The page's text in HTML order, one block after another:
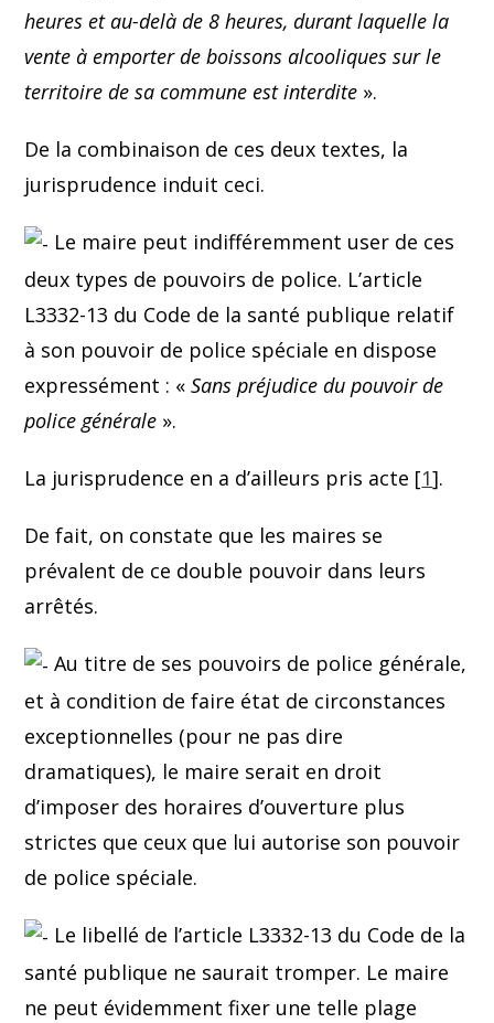
heures et au-delà de 8 heures, durant laquelle la
vente à emporter de boissons alcooliques sur le
territoire de sa commune est interdite ».
De la combinaison de ces deux textes, la
jurisprudence induit ceci.
Le maire peut indifféremment user de ces
deux types de pouvoirs de police. L’article
L3332-13 du Code de la santé publique relatif
à son pouvoir de police spéciale en dispose
expressément : «Sans préjudice du pouvoir de
police générale ».
La jurisprudence en a d’ailleurs pris acte [1].
De fait, on constate que les maires se
prévalent de ce double pouvoir dans leurs
arrêtés.
Au titre de ses pouvoirs de police générale,
et à condition de faire état de circonstances
exceptionnelles (pour ne pas dire
dramatiques), le maire serait en droit
d’imposer des horaires d’ouverture plus
strictes que ceux que lui autorise son pouvoir
de police spéciale.
Le libellé de l’article L3332-13 du Code de la
santé publique ne saurait tromper. Le maire
ne peut évidemment fixer une telle plage